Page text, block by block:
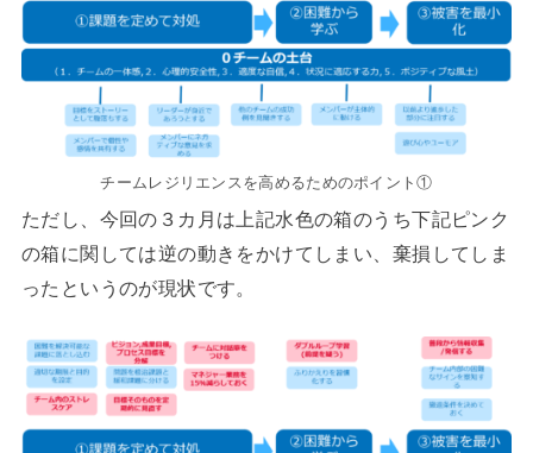
チームレジリエンスを高めるためのポイント①
ただし、今回の３カ月は上記水色の箱のうち下記ピンク
の箱に関しては逆の動きをかけてしまい、棄損してしま
ったというのが現状です。